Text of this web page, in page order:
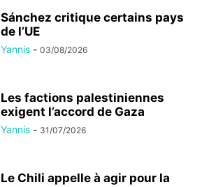
Sánchez critique certains pays
de l’UE
Yannis - 03/08/2026
Les factions palestiniennes
exigent l’accord de Gaza
Yannis - 31/07/2026
Le Chili appelle à agir pour la